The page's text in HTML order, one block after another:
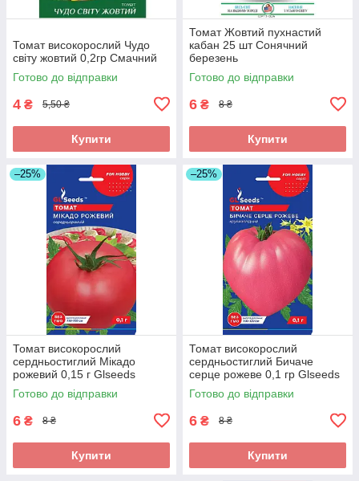
Томат високорослий Чудо
світу жовтий 0,2гр Смачний
Готово до відправки
4 ₴ 5,50 ₴
Купити
Томат Жовтий пухнастий
кабан 25 шт Сонячний
березень
Готово до відправки
6 ₴ 8 ₴
Купити
–25%
Томат високорослий
сердньостиглий Мікадо
рожевий 0,15 г Glseeds
Готово до відправки
6 ₴ 8 ₴
Купити
–25%
Томат високорослий
сердньостиглий Бичаче
серце рожеве 0,1 гр Glseeds
Готово до відправки
6 ₴ 8 ₴
Купити